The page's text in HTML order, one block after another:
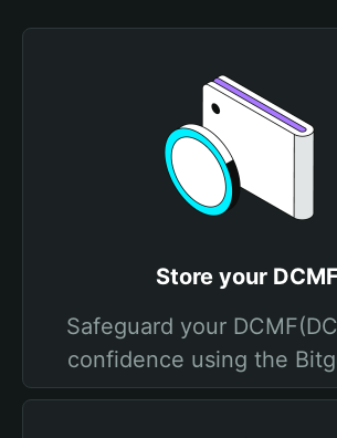
Store your DCMF
Safeguard your
confidence using the